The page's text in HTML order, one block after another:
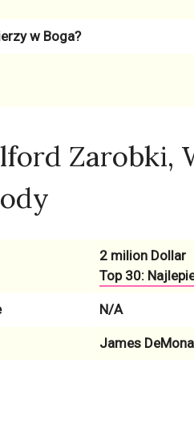
w Boga?
Zarobki,
2 milion Dollar
Top 30:
N/A
James